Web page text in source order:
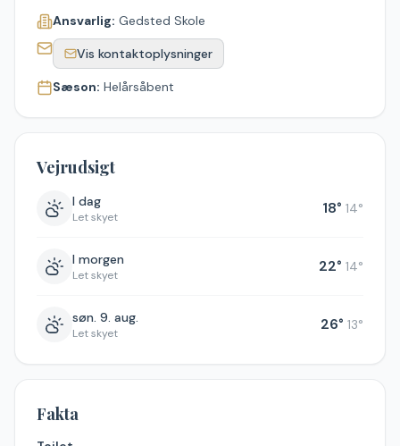
Ansvarlig: Gedsted Skole
Vis kontaktoplysninger
Sæson: Helårsåbent
Vejrudsigt
I dag
Let skyet 18° 14°
I morgen
Let skyet 22° 14°
søn. 9. aug.
Let skyet 26° 13°
Fakta